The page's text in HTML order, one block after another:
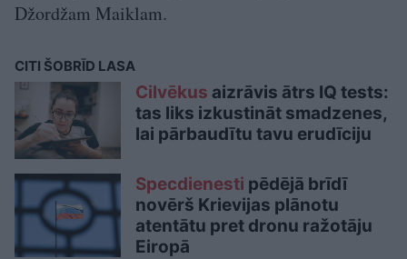
Džordžam Maiklam.
CITI ŠOBRĪD LASA
Cilvēkus aizrāvis ātrs IQ tests:
tas liks izkustināt smadzenes,
lai pārbaudītu tavu erudīciju
Specdienesti pēdējā brīdī
novērš Krievijas plānotu
atentātu pret dronu ražotāju
Eiropā